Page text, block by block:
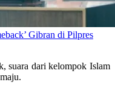
Gibran di Pilpres
suara dari kelompok Islam